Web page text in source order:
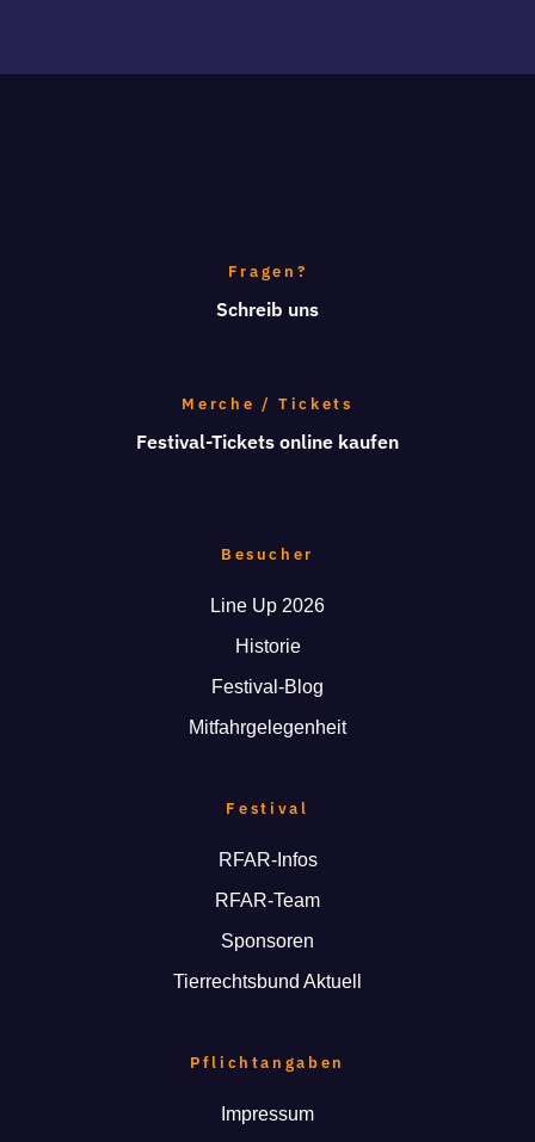
Fragen?
Schreib uns
Merche / Tickets
Festival-Tickets online kaufen
Besucher
Line Up 2026
Historie
Festival-Blog
Mitfahrgelegenheit
Festival
RFAR-Infos
RFAR-Team
Sponsoren
Tierrechtsbund Aktuell
Pflichtangaben
Impressum